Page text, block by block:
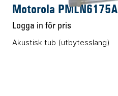
Motorola PMLN6175A
Logga in för pris
Akustisk tub (utbytesslang)